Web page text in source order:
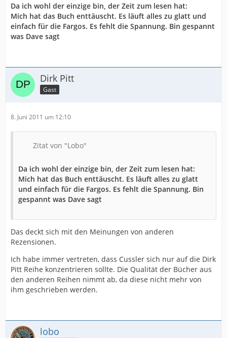
Da ich wohl der einzige bin, der Zeit zum lesen hat:
Mich hat das Buch enttäuscht. Es läuft alles zu glatt und
einfach für die Fargos. Es fehlt die Spannung. Bin gespannt
was Dave sagt
Dirk Pitt
Gast
8. Juni 2011 um 12:10
Zitat von "Lobo"
Da ich wohl der einzige bin, der Zeit zum lesen hat:
Mich hat das Buch enttäuscht. Es läuft alles zu glatt
und einfach für die Fargos. Es fehlt die Spannung. Bin
gespannt was Dave sagt
Das deckt sich mit den Meinungen von anderen
Rezensionen.
Ich habe immer vertreten, dass Cussler sich nur auf die Dirk
Pitt Reihe konzentrieren sollte. Die Qualität der Bücher aus
den anderen Reihen nimmt ab, da diese nicht mehr von
ihm geschrieben werden.
lobo